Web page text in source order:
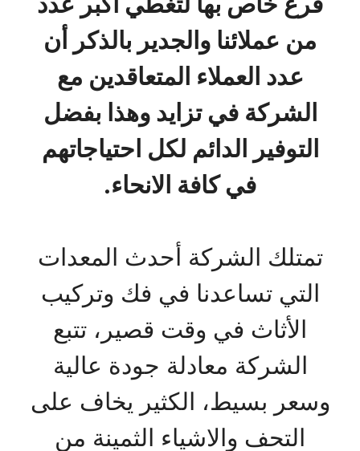
من عملائنا والجدير بالذكر أن
عدد العملاء المتعاقدين مع
الشركة في تزايد وهذا بفضل
التوفير الدائم لكل احتياجاتهم
في كافة الانحاء.
تمتلك الشركة أحدث المعدات
التي تساعدنا في فك وتركيب
الأثاث في وقت قصير، تتبع
الشركة معادلة جودة عالية
وسعر بسيط، الكثير يخاف على
التحف والاشياء الثمينة من